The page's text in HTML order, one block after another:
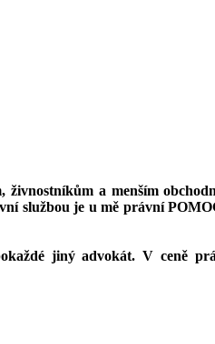
a menším
službou je u mě právní
jiný advokát. V ceně